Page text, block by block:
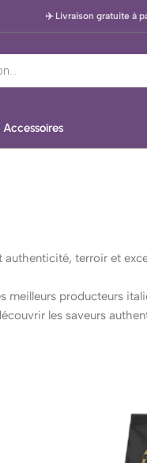
✈️ Livraison gratuite à
Accessoires
terroir et
meilleurs producteurs
les saveurs